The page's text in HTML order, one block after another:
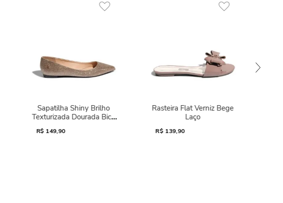
Sapatilha Shiny Brilho
Texturizada Dourada Bico
R$ 149,90
Rasteira Flat Verniz Bege
Laço
R$ 139,90